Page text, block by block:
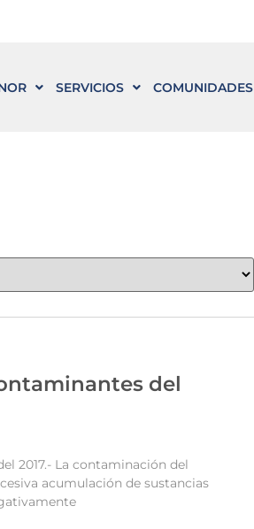
SERVICIOS COMUNIDADES
del
2017.- La contaminación del
acumulación de sustancias